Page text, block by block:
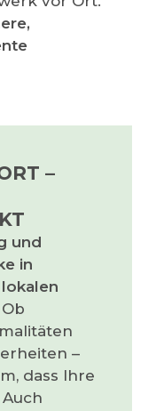
–
und
in
Ob
–
dass Ihre